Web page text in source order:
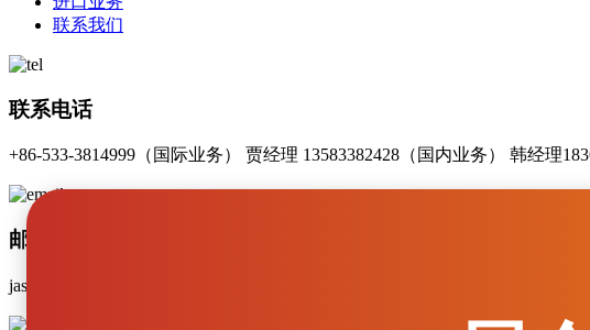
联系我们
联系电话
+86-533-3814999（国际业务） 贾经理 13583382428（国内业务） 韩经理
邮箱(Email)
jasminezhao@zbxinxu.com（国际业务） Jiatao@zbxinxu.com（国内业务）